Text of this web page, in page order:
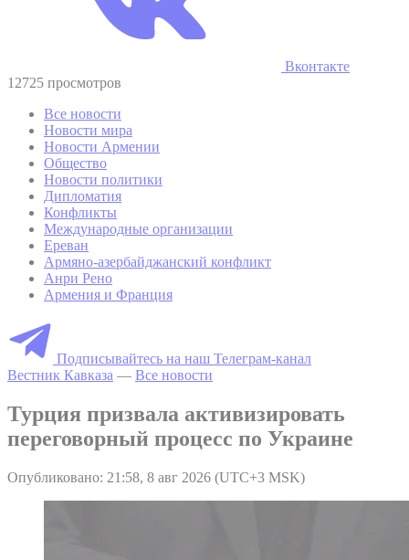
Вконтакте
12725 просмотров
Все новости
Новости мира
Новости Армении
Общество
Новости политики
Дипломатия
Конфликты
Международные организации
Ереван
Армяно-азербайджанский конфликт
Анри Рено
Армения и Франция
Подписывайтесь на наш Телеграм-канал
Вестник Кавказа — Все новости
Турция призвала активизировать
переговорный процесс по Украине
Опубликовано: 21:58, 8 авг 2026 (UTC+3 MSK)